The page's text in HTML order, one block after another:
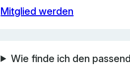
Mitglied werden
Wie finde ich den